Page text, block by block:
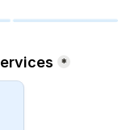
*